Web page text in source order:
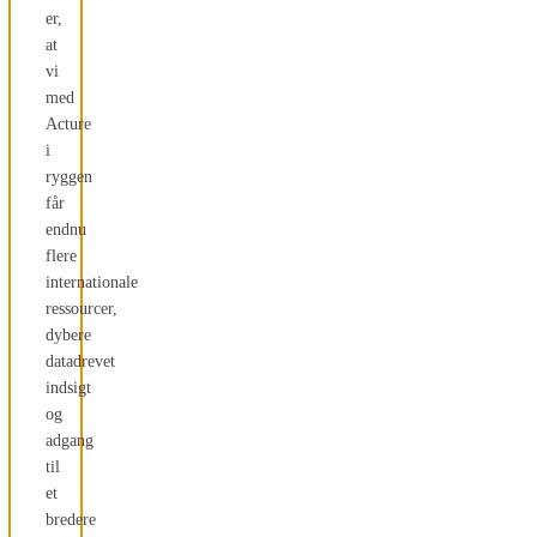
er,
at
vi
med
Acture
i
ryggen
får
endnu
flere
internationale
ressourcer,
dybere
datadrevet
indsigt
og
adgang
til
et
bredere